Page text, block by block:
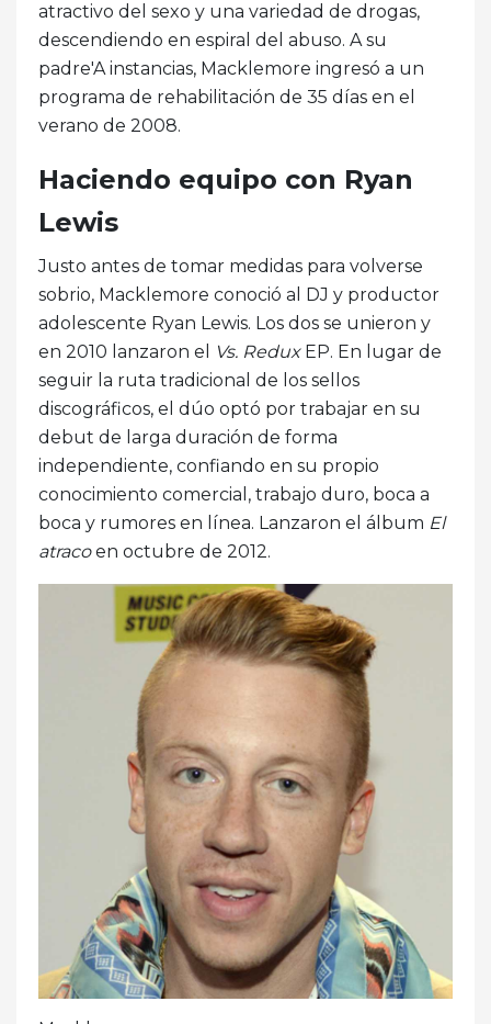
atractivo del sexo y una variedad de drogas,
descendiendo en espiral del abuso. A su
padre'A instancias, Macklemore ingresó a un
programa de rehabilitación de 35 días en el
verano de 2008.
Haciendo equipo con Ryan
Lewis
Justo antes de tomar medidas para volverse
sobrio, Macklemore conoció al DJ y productor
adolescente Ryan Lewis. Los dos se unieron y
en 2010 lanzaron el
Vs. ReduxEP. En lugar de
seguir la ruta tradicional de los sellos
discográficos, el dúo optó por trabajar en su
debut de larga duración de forma
independiente, confiando en su propio
conocimiento comercial, trabajo duro, boca a
boca y rumores en línea. Lanzaron el álbum El
atracoen octubre de 2012.